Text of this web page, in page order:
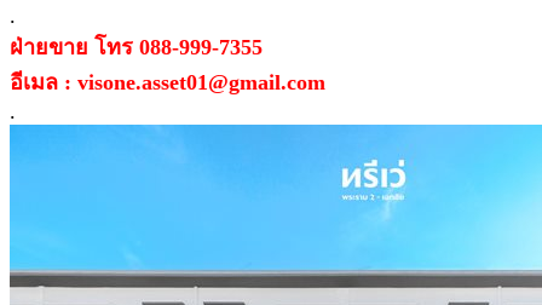
.
ฝ่ายขาย โทร 088-999-7355
อีเมล : visone.asset01@gmail.com
.